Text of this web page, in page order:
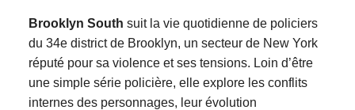
Brooklyn South suit la vie quotidienne de policiers
du 34e district de Brooklyn, un secteur de New York
réputé pour sa violence et ses tensions. Loin d’être
une simple série policière, elle explore les conflits
internes des personnages, leur évolution